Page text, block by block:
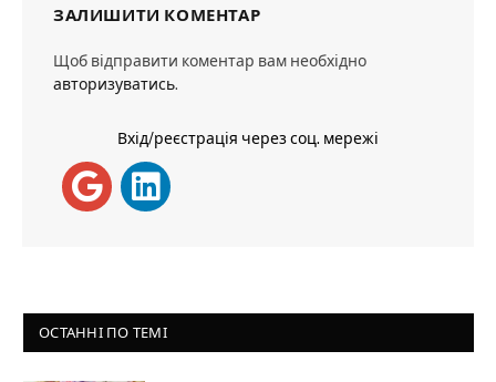
ЗАЛИШИТИ КОМЕНТАР
Щоб відправити коментар вам необхідно
авторизуватись.
Вхід/реєстрація через соц. мережі
ОСТАННІ ПО ТЕМІ